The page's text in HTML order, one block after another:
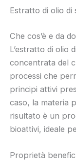
Estratto di olio di
Che cos’è e da
L’estratto di olio
concentrata del
processi che
principi attivi
caso, la materia
risultato è un
bioattivi, ideale
Proprietà